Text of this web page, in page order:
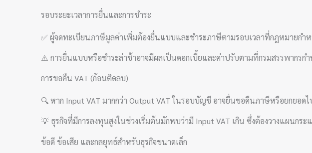
รอบระยะเวลาการยื่นและการชำระ
✅ ผู้จดทะเบียนภาษีมูลค่าเพิ่มต้องยื่นแบบและชำระภาษีตามรอบเวลาที่กฎหมายกำ
⚠️ การยื่นแบบหรือชำระล่าช้าอาจมีผลเป็นดอกเบี้ยและค่าปรับตามที่กรมสรรพากรกำ
การขอคืน VAT (ก้อนติดลบ)
🔍 หาก Input VAT มากกว่า Output VAT ในรอบบัญชี อาจยื่นขอคืนภาษีหรือยกยอด
💡 ธุรกิจที่มีการลงทุนสูงในช่วงเริ่มต้นมักพบว่ามี Input VAT เกิน ซึ่งต้องวางแผนกร
ข้อดี ข้อเสีย และกลยุทธ์สำหรับธุรกิจขนาดเล็ก